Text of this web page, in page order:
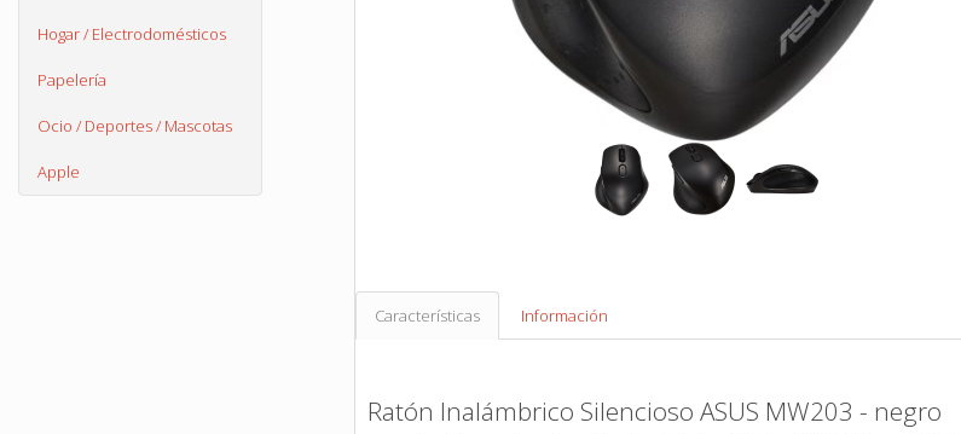
Hogar / Electrodomésticos
Papelería
Ocio / Deportes / Mascotas
Apple
Características Información
Ratón Inalámbrico Silencioso ASUS MW203 - negro